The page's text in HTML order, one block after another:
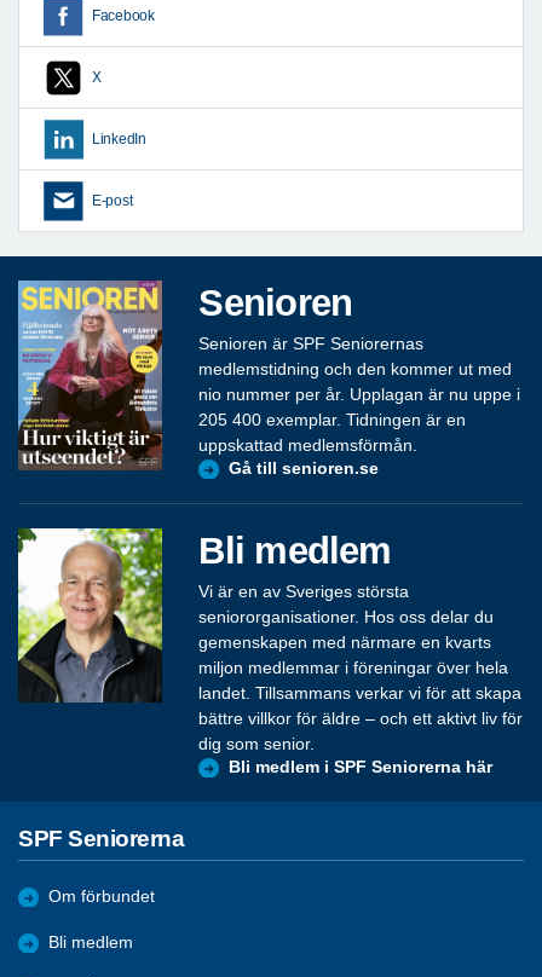
Facebook
X
LinkedIn
E-post
Senioren
Senioren är SPF Seniorernas
medlemstidning och den kommer ut med
nio nummer per år. Upplagan är nu uppe i
205 400 exemplar. Tidningen är en
uppskattad medlemsförmån.
Gå till senioren.se
Bli medlem
Vi är en av Sveriges största
seniororganisationer. Hos oss delar du
gemenskapen med närmare en kvarts
miljon medlemmar i föreningar över hela
landet. Tillsammans verkar vi för att skapa
bättre villkor för äldre – och ett aktivt liv för
dig som senior.
Bli medlem i SPF Seniorerna här
SPF Seniorerna
Om förbundet
Bli medlem